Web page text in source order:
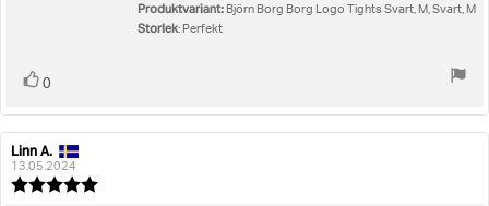
Produktvariant: Björn Borg Borg Logo Tights Svart, M, Svart, M
Storlek: Perfekt
Rösta
0
Recensionsförfattare:
Linn A.
13.05.2024